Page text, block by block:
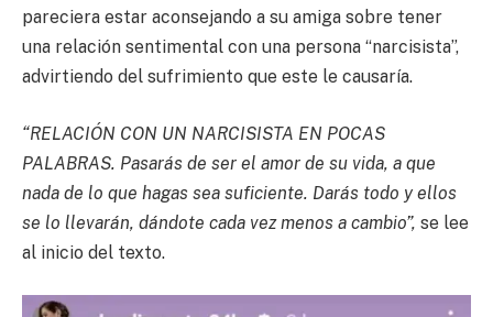
pareciera estar aconsejando a su amiga sobre tener
una relación sentimental con una persona “narcisista”,
advirtiendo del sufrimiento que este le causaría.
“RELACIÓN CON UN NARCISISTA EN POCAS
PALABRAS. Pasarás de ser el amor de su vida, a que
nada de lo que hagas sea suficiente. Darás todo y ellos
se lo llevarán, dándote cada vez menos a cambio”, se lee
al inicio del texto.